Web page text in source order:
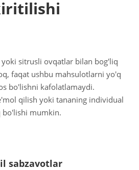
sitrusli ovqatlar bilan bog'liq
faqat ushbu mahsulotlarni yo'q
bo'lishni kafolatlamaydi.
qilish yoki tananing individual
bo'lishi mumkin.
sabzavotlar